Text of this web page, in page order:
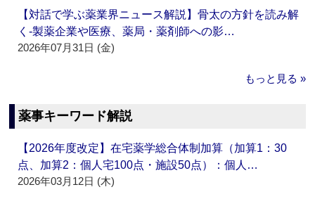
【対話で学ぶ薬業界ニュース解説】骨太の方針を読み解
く‐製薬企業や医療、薬局・薬剤師への影…
2026年07月31日 (金)
もっと見る »
薬事キーワード解説
【2026年度改定】在宅薬学総合体制加算（加算1：30
点、加算2：個人宅100点・施設50点）：個人…
2026年03月12日 (木)